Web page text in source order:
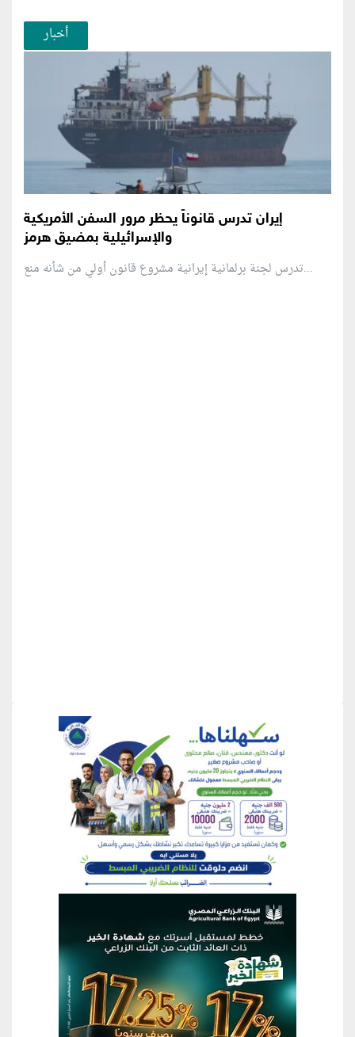
أخبار
إيران تدرس قانوناً يحظر مرور السفن الأمريكية
والإسرائيلية بمضيق هرمز
تدرس لجنة برلمانية إيرانية مشروع قانون ⁠أولي من شأنه منع...
منطقة إعلانية
منطقة إعلانية